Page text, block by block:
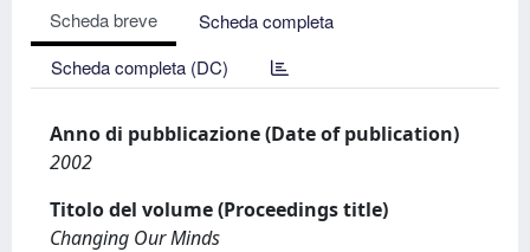
Scheda breve
Scheda completa
Scheda completa (DC)
Anno di pubblicazione (Date of publication)
2002
Titolo del volume (Proceedings title)
Changing Our Minds